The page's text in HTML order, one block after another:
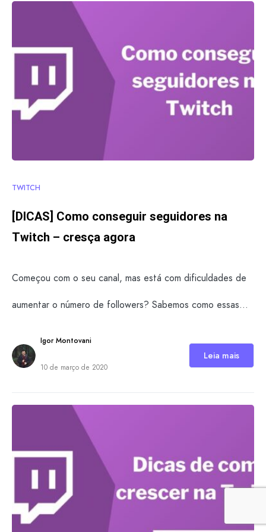
TWITCH
[DICAS] Como conseguir seguidores na
Twitch – cresça agora
Começou com o seu canal, mas está com dificuldades de
aumentar o número de followers? Sabemos como essas…
Igor Montovani
10 de março de 2020
Leia mais